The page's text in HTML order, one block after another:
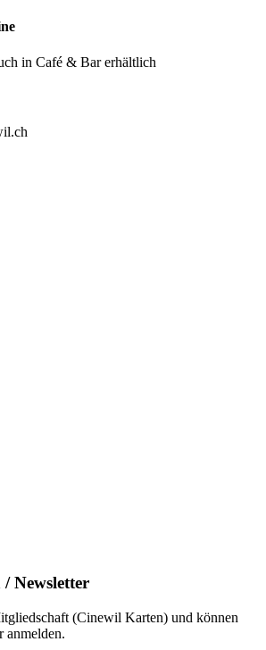
in Café & Bar erhältlich
Newsletter
(Cinewil Karten) und können
anmelden.